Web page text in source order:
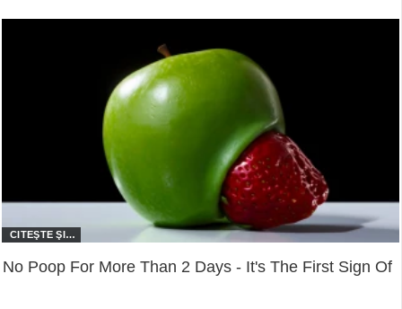
No Poop For More Than 2 Days - It's The First Sign Of